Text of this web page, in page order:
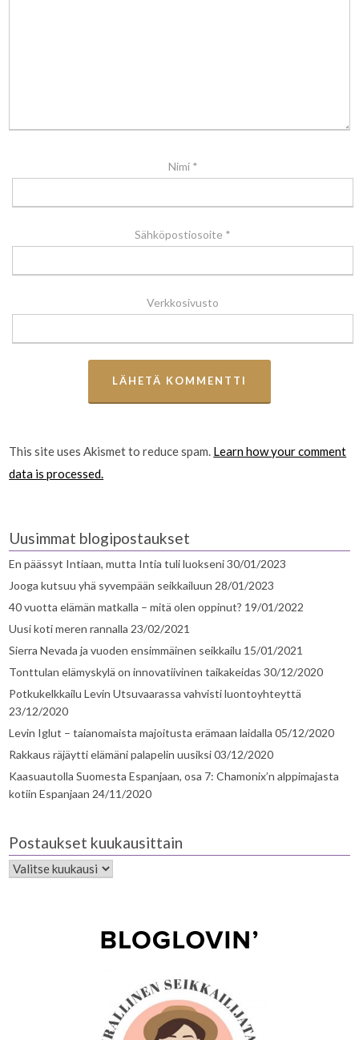
Nimi *
Sähköpostiosoite *
Verkkosivusto
This site uses Akismet to reduce spam. Learn how your comment
data is processed.
Uusimmat blogipostaukset
En päässyt Intiaan, mutta Intia tuli luokseni30/01/2023
Jooga kutsuu yhä syvempään seikkailuun 28/01/2023
40 vuotta elämän matkalla – mitä olen oppinut? 19/01/2022
Uusi koti meren rannalla 23/02/2021
Sierra Nevada ja vuoden ensimmäinen seikkailu 15/01/2021
Tonttulan elämyskylä on innovatiivinen taikakeidas 30/12/2020
Potkukelkkailu Levin Utsuvaarassa vahvisti luontoyhteyttä
23/12/2020
Levin Iglut – taianomaista majoitusta erämaan laidalla 05/12/2020
Rakkaus räjäytti elämäni palapelin uusiksi03/12/2020
Kaasuautolla Suomesta Espanjaan, osa 7: Chamonix’n alppimajasta
kotiin Espanjaan 24/11/2020
Postaukset kuukausittain